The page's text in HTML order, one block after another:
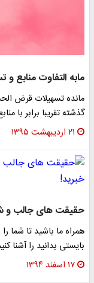
مابه التفاوت
مانده تسهیلات قرض
گذشته تقریبا برابر
۲۱ اردیبهشت ۱۳۹۵
حقیقت های جالب و
بایستی بدانید را آشنا
۱۷ اسفند ۱۳۹۴